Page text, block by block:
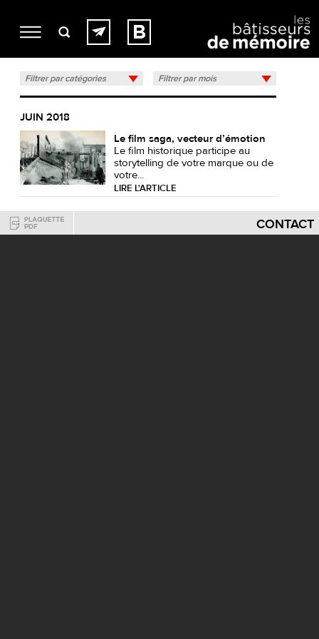
Filtrer par catégories Filtrer par mois
JUIN 2018
Le film saga, vecteur d’émotion
Le film historique participe au
storytelling de votre marque ou de
votre...
LIRE L'ARTICLE
CONTACT